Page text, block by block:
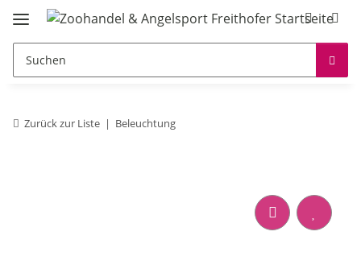
Zurück zur Liste Beleuchtung